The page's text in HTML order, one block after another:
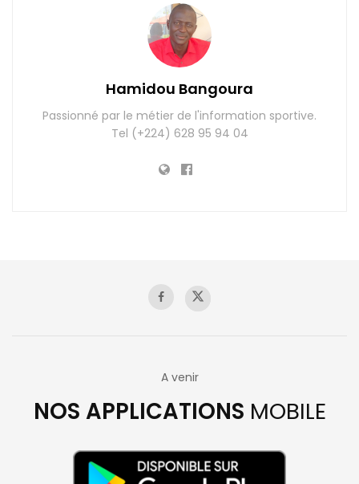
Hamidou Bangoura
Passionné par le métier de l'information sportive.
Tel (+224) 628 95 94 04
A venir
NOS APPLICATIONS MOBILE